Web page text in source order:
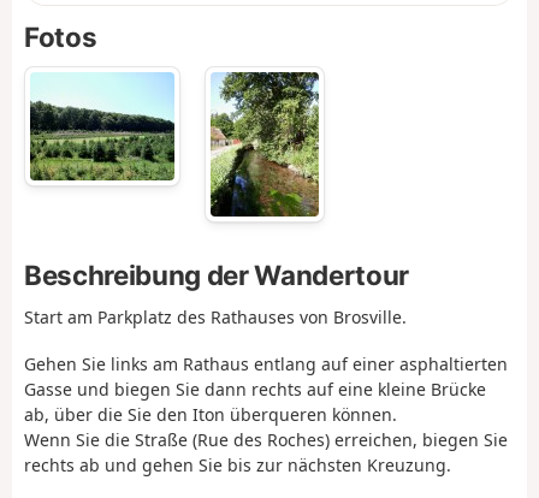
Fotos
Beschreibung der Wandertour
Start am Parkplatz des Rathauses von Brosville.
Gehen Sie links am Rathaus entlang auf einer asphaltierten
Gasse und biegen Sie dann rechts auf eine kleine Brücke
ab, über die Sie den Iton überqueren können.
Wenn Sie die Straße (Rue des Roches) erreichen, biegen Sie
rechts ab und gehen Sie bis zur nächsten Kreuzung.